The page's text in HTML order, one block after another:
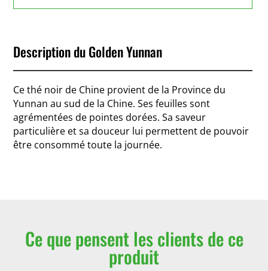
Description du Golden Yunnan
Ce thé noir de Chine provient de la Province du
Yunnan au sud de la Chine. Ses feuilles sont
agrémentées de pointes dorées. Sa saveur
particulière et sa douceur lui permettent de pouvoir
être consommé toute la journée.
Ce que pensent les clients de ce
produit